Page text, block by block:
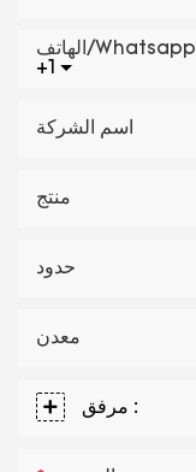
+1
الهاتف/whatsapp
اسم الشركة
منتج
حدود
معدن
مرفق :